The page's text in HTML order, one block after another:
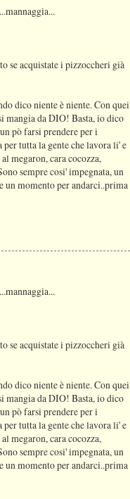
se acquistate i pizzoccheri già
dico niente è niente. Con quei
mangia da DIO! Basta, io dico
pò farsi prendere per i
tutta la gente che lavora li' e
megaron, cara cocozza,
sempre cosi' impegnata, un
momento per andarci..prima
se acquistate i pizzoccheri già
dico niente è niente. Con quei
mangia da DIO! Basta, io dico
pò farsi prendere per i
tutta la gente che lavora li' e
megaron, cara cocozza,
sempre cosi' impegnata, un
momento per andarci..prima